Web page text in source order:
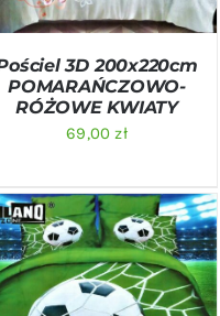
3D 200x220cm
POMARAŃCZOWO-
RÓŻOWE KWIATY
69,00zł
DODAJ DO KOSZYKA
/
SZCZEGÓŁY